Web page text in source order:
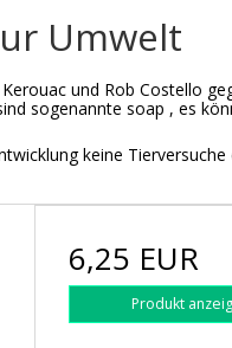
Umwelt
und Rob Costello
sogenannte soap , es
keine
6,25 EUR
Produkt